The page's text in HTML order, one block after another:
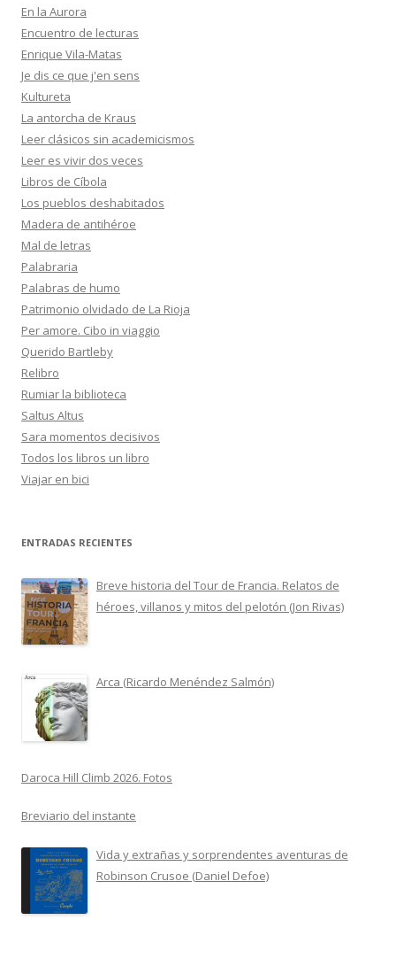
En la Aurora
Encuentro de lecturas
Enrique Vila-Matas
Je dis ce que j'en sens
Kultureta
La antorcha de Kraus
Leer clásicos sin academicismos
Leer es vivir dos veces
Libros de Cíbola
Los pueblos deshabitados
Madera de antihéroe
Mal de letras
Palabraria
Palabras de humo
Patrimonio olvidado de La Rioja
Per amore. Cibo in viaggio
Querido Bartleby
Relibro
Rumiar la biblioteca
Saltus Altus
Sara momentos decisivos
Todos los libros un libro
Viajar en bici
ENTRADAS RECIENTES
Breve historia del Tour de Francia. Relatos de
héroes, villanos y mitos del pelotón (Jon Rivas)
Arca (Ricardo Menéndez Salmón)
Daroca Hill Climb 2026. Fotos
Breviario del instante
Vida y extrañas y sorprendentes aventuras de
Robinson Crusoe (Daniel Defoe)